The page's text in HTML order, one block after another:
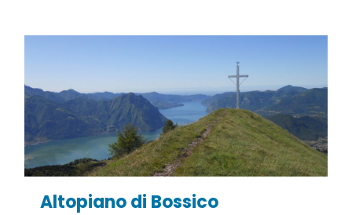
per essere sempre aggiornati
sugli eventi programmati e avere ulteriori
informazioni sul territorio.
Fotografie e testi forniti da Mountain and Iseo Lake
Altopiano di Bossico